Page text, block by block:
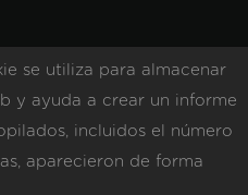
se utiliza para almacenar
y ayuda a crear un informe
incluidos el número
aparecieron de forma